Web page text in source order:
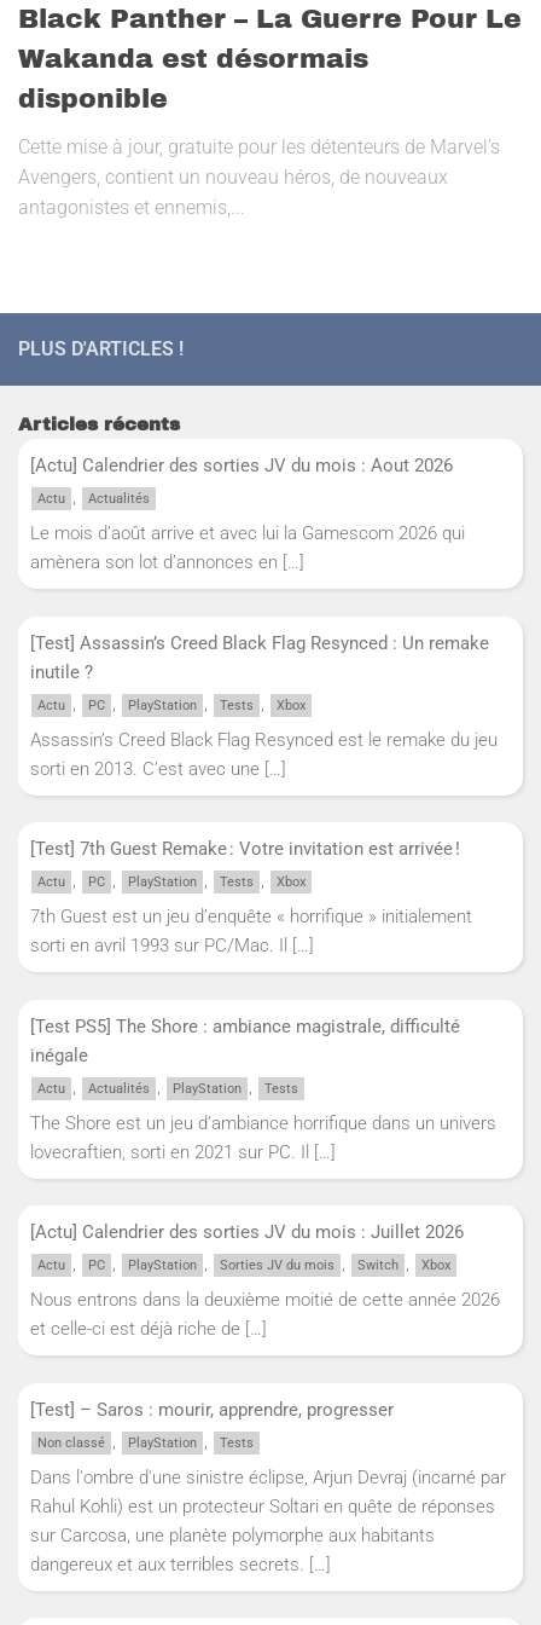
Black Panther – La Guerre Pour Le
Wakanda est désormais
disponible
Cette mise à jour, gratuite pour les détenteurs de Marvel’s
Avengers, contient un nouveau héros, de nouveaux
antagonistes et ennemis,...
PLUS D'ARTICLES !
Articles récents
[Actu] Calendrier des sorties JV du mois : Aout 2026
Actu , Actualités
Le mois d’août arrive et avec lui la Gamescom 2026 qui
amènera son lot d’annonces en […]
[Test] Assassin’s Creed Black Flag Resynced : Un remake
inutile ?
Actu , PC , PlayStation , Tests , Xbox
Assassin’s Creed Black Flag Resynced est le remake du jeu
sorti en 2013. C’est avec une […]
[Test] 7th Guest Remake : Votre invitation est arrivée !
Actu , PC , PlayStation , Tests , Xbox
7th Guest est un jeu d’enquête « horrifique » initialement
sorti en avril 1993 sur PC/Mac. Il […]
[Test PS5] The Shore : ambiance magistrale, difficulté
inégale
Actu , Actualités , PlayStation , Tests
The Shore est un jeu d’ambiance horrifique dans un univers
lovecraftien, sorti en 2021 sur PC. Il […]
[Actu] Calendrier des sorties JV du mois : Juillet 2026
Actu , PC , PlayStation , Sorties JV du mois , Switch , Xbox
Nous entrons dans la deuxième moitié de cette année 2026
et celle-ci est déjà riche de […]
[Test] – Saros : mourir, apprendre, progresser
Non classé , PlayStation , Tests
Dans l'ombre d'une sinistre éclipse, Arjun Devraj (incarné par
Rahul Kohli) est un protecteur Soltari en quête de réponses
sur Carcosa, une planète polymorphe aux habitants
dangereux et aux terribles secrets. […]